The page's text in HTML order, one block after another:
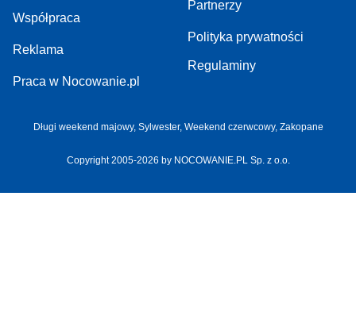
Współpraca
Reklama
Praca w Nocowanie.pl
Partnerzy
Polityka prywatności
Regulaminy
Długi weekend majowy, Sylwester, Weekend czerwcowy, Zakopane
Copyright 2005-2026 by NOCOWANIE.PL Sp. z o.o.